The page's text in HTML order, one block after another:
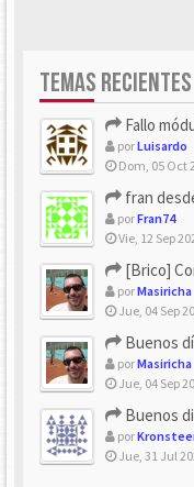
TEMAS RECIENTES
Fallo
porLuisardo
Dom, 05 Oct
fran
porFran74
Vie, 12 Sep
[Brico]
porMasiricha
Jue, 04 Sep
Buenos
porMasiricha
Jue, 04 Sep
Buenos
por
Jue, 31 Jul